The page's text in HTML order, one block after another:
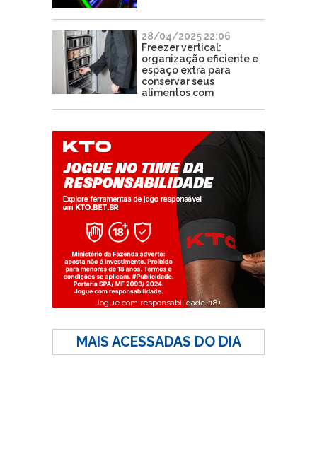
28/04/2025 22:06
Freezer vertical:
organização eficiente e
espaço extra para
conservar seus
alimentos com
Jogue com responsabilidade. 18+
MAIS ACESSADAS DO DIA